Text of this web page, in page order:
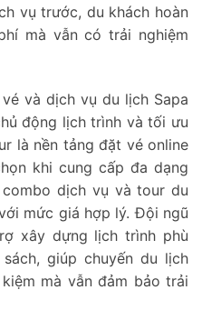
vụ trước, du khách hoàn
mà vẫn có trải nghiệm
và dịch vụ du lịch Sapa
động lịch trình và tối ưu
là nền tảng đặt vé online
khi cung cấp đa dạng
dịch vụ và tour du
mức giá hợp lý. Đội ngũ
xây dựng lịch trình phù
giúp chuyến du lịch
mà vẫn đảm bảo trải